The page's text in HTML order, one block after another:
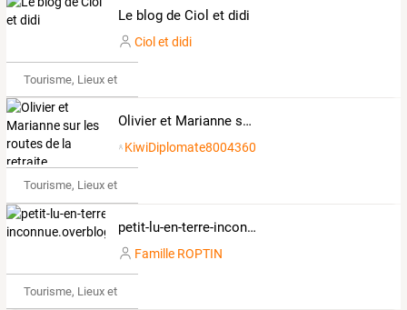
Le blog de Ciol et didi
Ciol et didi
Tourisme, Lieux et Événements
Olivier et Marianne sur les routes de la retraite
KiwiDiplomate8004360
Tourisme, Lieux et Événements
petit-lu-en-terre-inconnue.overblog.com
Famille ROPTIN
Tourisme, Lieux et Événements